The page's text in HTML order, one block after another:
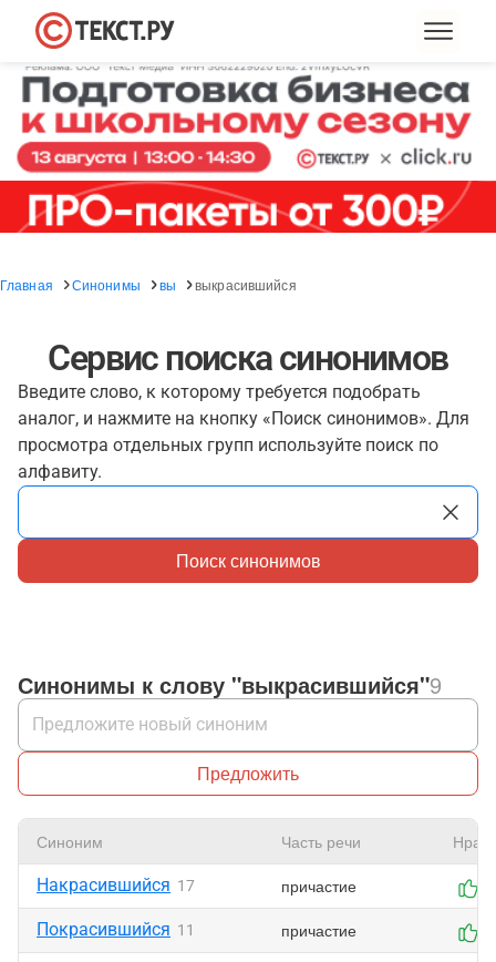
Главная Синонимы вы выкрасившийся
Сервис поиска синонимов
Введите слово, к которому требуется подобрать
аналог, и нажмите на кнопку «Поиск синонимов». Для
просмотра отдельных групп используйте поиск по
алфавиту.
Поиск синонимов
Синонимы к слову "выкрасившийся"9
Предложить
Синоним Часть речи
Накрасившийся 17 причастие
Покрасившийся 11 причастие